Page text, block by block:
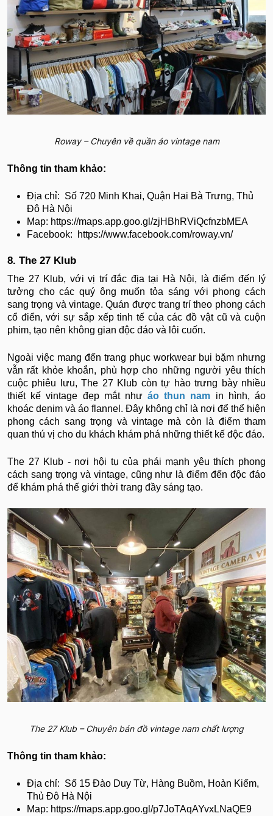
Roway – Chuyên về quần áo vintage nam
Thông tin tham khảo:
Địa chỉ: Số 720 Minh Khai, Quận Hai Bà Trưng, Thủ
Đô Hà Nội
Map: https://maps.app.goo.gl/zjHBhRViQcfnzbMEA
Facebook: https://www.facebook.com/roway.vn/
8. The 27 Klub
The 27 Klub, với vị trí đắc địa tại Hà Nội, là điểm đến lý
tưởng cho các quý ông muốn tỏa sáng với phong cách
sang trọng và vintage. Quán được trang trí theo phong cách
cổ điển, với sự sắp xếp tinh tế của các đồ vật cũ và cuộn
phim, tạo nên không gian độc đáo và lôi cuốn.
Ngoài việc mang đến trang phục workwear bụi bặm nhưng
vẫn rất khỏe khoắn, phù hợp cho những người yêu thích
cuộc phiêu lưu, The 27 Klub còn tự hào trưng bày nhiều
thiết kế vintage đẹp mắt nhưáo thun nam in hình, áo
khoác denim và áo flannel. Đây không chỉ là nơi để thể hiện
phong cách sang trọng và vintage mà còn là điểm tham
quan thú vị cho du khách khám phá những thiết kế độc đáo.
The 27 Klub - nơi hội tụ của phái mạnh yêu thích phong
cách sang trọng và vintage, cũng như là điểm đến độc đáo
để khám phá thế giới thời trang đầy sáng tạo.
The 27 Klub – Chuyên bán đồ vintage nam chất lượng
Thông tin tham khảo:
Địa chỉ: Số 15 Đào Duy Từ, Hàng Buồm, Hoàn Kiếm,
Thủ Đô Hà Nội
Map: https://maps.app.goo.gl/p7JoTAqAYvxLNaQE9